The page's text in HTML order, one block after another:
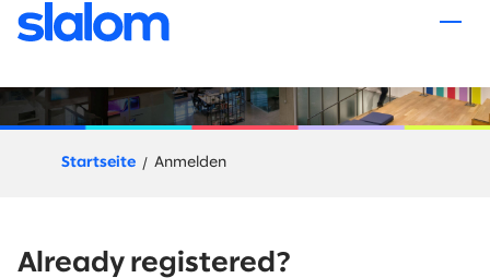
Anmeldung
Startseite Anmelden
Already registered?